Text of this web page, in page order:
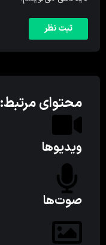
محتوای مرتبط:
ویدیوها
صوت‌ها